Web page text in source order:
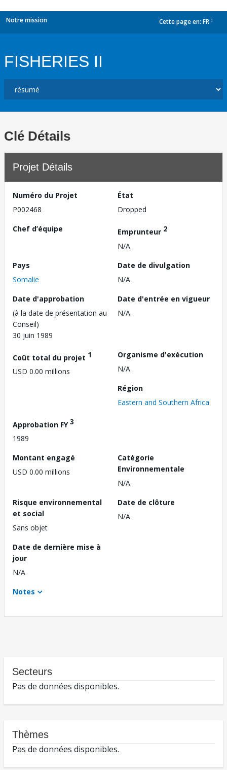
Notre mission Cette page en: FR
FISHERIES II
Clé Détails
Projet Détails
Numéro du Projet
P002468
État
Dropped
Chef d’équipe
Emprunteur 2
N/A
Pays
Somalie
Date de divulgation
N/A
Date d'approbation
(à la date de présentation au
Conseil)
30 juin 1989
Date d'entrée en vigueur
N/A
Coût total du projet 1
USD 0.00 millions
Organisme d'exécution
N/A
Région
Eastern and Southern Africa
Approbation FY3
1989
Montant engagé
USD 0.00 millions
Catégorie
Environnementale
N/A
Risque environnemental
et social
Sans objet
Date de clôture
N/A
Date de dernière mise à
jour
N/A
Notes
Secteurs
Pas de données disponibles.
Thèmes
Pas de données disponibles.